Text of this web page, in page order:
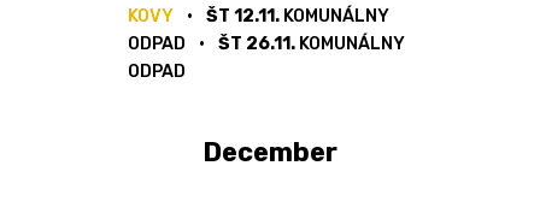
KOVY
ŠT 12.11. KOMUNÁLNY
ODPAD
ŠT 26.11. KOMUNÁLNY
ODPAD
December